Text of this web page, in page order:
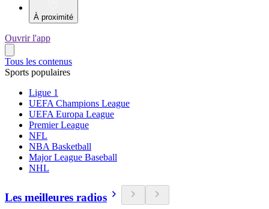
À proximité
Ouvrir l'app
Tous les contenus
Sports populaires
Ligue 1
UEFA Champions League
UEFA Europa League
Premier League
NFL
NBA Basketball
Major League Baseball
NHL
Les meilleures radios